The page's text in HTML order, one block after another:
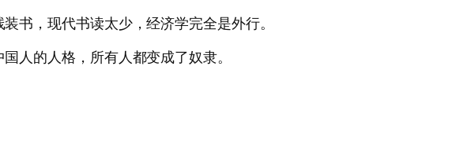
书，现代书读太少，经济学完全是外行。
人的人格，所有人都变成了奴隶。